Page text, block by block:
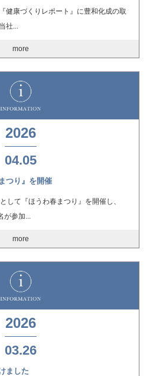
健康づくりレポート』に豊和化成の取
社...
more
2026
04.05
つり』を開催
して『ほうわ春まつり』を開催し、
参加...
more
2026
03.26
ました